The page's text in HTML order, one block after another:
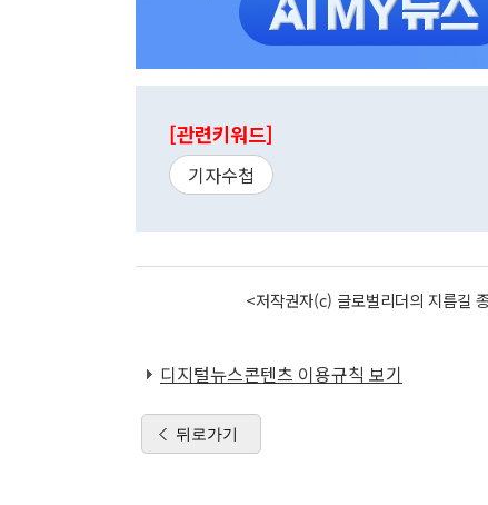
[관련키워드]
기자수첩
<저작권자(c) 글로벌리더의 지름길
디지털뉴스콘텐츠 이용규칙 보기
뒤로가기